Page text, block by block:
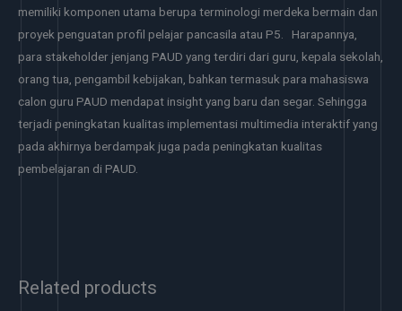
memiliki komponen utama berupa terminologi merdeka bermain dan
proyek penguatan profil pelajar pancasila atau P5. Harapannya,
para stakeholder jenjang PAUD yang terdiri dari guru, kepala sekolah,
orang tua, pengambil kebijakan, bahkan termasuk para mahasiswa
calon guru PAUD mendapat insight yang baru dan segar. Sehingga
terjadi peningkatan kualitas implementasi multimedia interaktif yang
pada akhirnya berdampak juga pada peningkatan kualitas
pembelajaran di PAUD.
Related products